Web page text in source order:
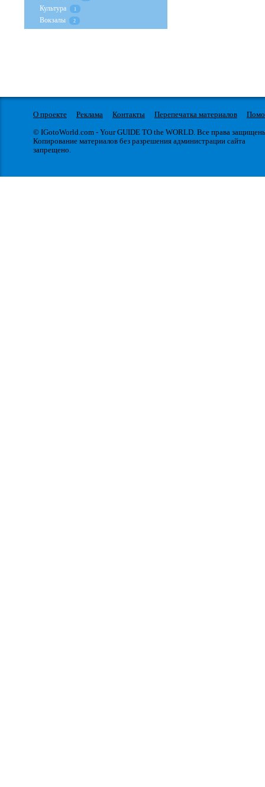
Культура 1
Вокзалы 2
О проекте Реклама Контакты Перепечатка материалов
© IGotoWorld.com - Your GUIDE TO the WORLD. Все права
Копирование материалов без разрешения администрации сайта
запрещено.